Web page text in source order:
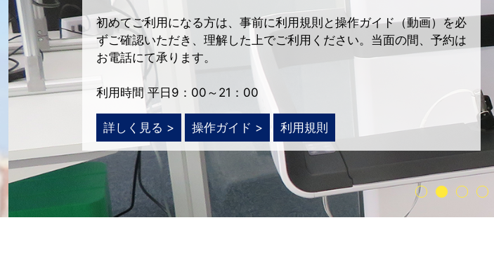
初めてご利用になる方は、事前に利用規則と操作ガイド（動画）を必
ずご確認いただき、理解した上でご利用ください。当面の間、予約は
お電話にて承ります。
利用時間 平日9：00～21：00
詳しく見る > 操作ガイド > 利用規則